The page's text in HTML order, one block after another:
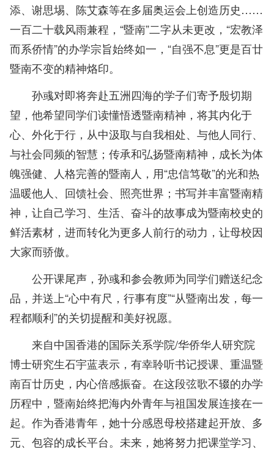
添、谢思埸、陈艾森等在多届奥运会上创造历史……
一百二十载风雨兼程，“暨南”二字从未更改，“宏教泽
而系侨情”的办学宗旨始终如一，“自强不息”更是百廿
暨南不变的精神烙印。
孙彧对即将奔赴五洲四海的学子们寄予殷切期
望，他希望同学们读懂悟透暨南精神，将其内化于
心、外化于行，从中汲取与自我相处、与他人同行、
与社会同频的智慧；传承和弘扬暨南精神，成长为体
魄强健、人格完善的暨南人，用“忠信笃敬”的光和热
温暖他人、回馈社会、照亮世界；书写并丰富暨南精
神，让自己学习、生活、奋斗的故事成为暨南校史的
鲜活素材，进而转化为更多人前行的动力，让母校因
大家而骄傲。
公开课尾声，孙彧和参会教师为同学们赠送纪念
品，并送上“心中有尺，行事有度”“从暨南出发，每一
程都顺利”的关切提醒和美好祝愿。
来自中国香港的国际关系学院/华侨华人研究院
博士研究生石宇蓝表示，有幸聆听书记授课、重温暨
南百廿历史，内心倍感振奋。在这段弦歌不辍的办学
历程中，暨南始终把海内外青年与祖国发展连接在一
起。作为香港青年，她十分感恩母校搭建起开放、多
元、包容的成长平台。未来，她将努力把课堂学习、